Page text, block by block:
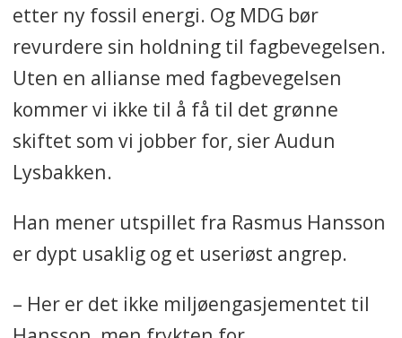
etter ny fossil energi. Og MDG bør
revurdere sin holdning til fagbevegelsen.
Uten en allianse med fagbevegelsen
kommer vi ikke til å få til det grønne
skiftet som vi jobber for, sier Audun
Lysbakken.
Han mener utspillet fra Rasmus Hansson
er dypt usaklig og et useriøst angrep.
– Her er det ikke miljøengasjementet til